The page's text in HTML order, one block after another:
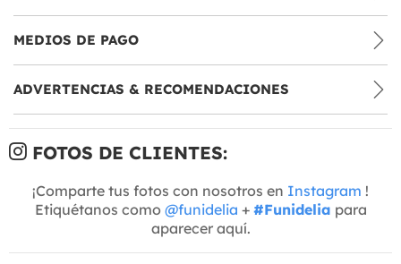
MEDIOS DE PAGO
ADVERTENCIAS & RECOMENDACIONES
FOTOS DE CLIENTES:
¡Comparte tus fotos con nosotros en Instagram !
Etiquétanos como @funidelia + #Funidelia para
aparecer aquí.